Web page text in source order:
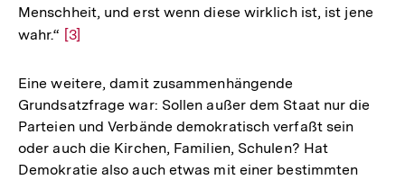
Menschheit, und erst wenn diese wirklich ist, ist jene
wahr.“ Zur
der
Fußnote
[3]
Eine weitere, damit zusammenhängende
Grundsatzfrage war: Sollen außer dem Staat nur die
Parteien und Verbände demokratisch verfaßt sein
oder auch die Kirchen, Familien, Schulen? Hat
Demokratie also auch etwas mit einer bestimmten